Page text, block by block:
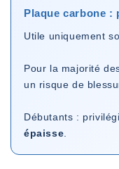
Plaque carbone :
Utile uniquement
Pour la majorité
un risque de
Débutants :
épaisse